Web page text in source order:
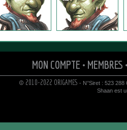
MON COMPTE • MEMBRES
© 2010-2022 ORIGAMES - N°Siret : 523 288
Shaan est